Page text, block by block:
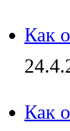
Как
Как